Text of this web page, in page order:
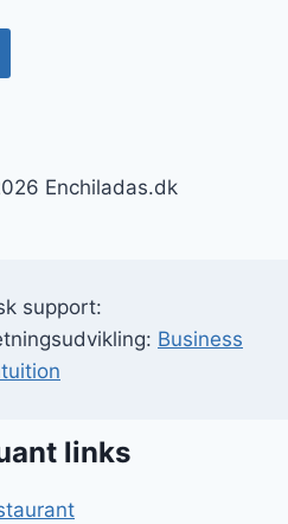
Enchiladas.dk
support:
Business
links